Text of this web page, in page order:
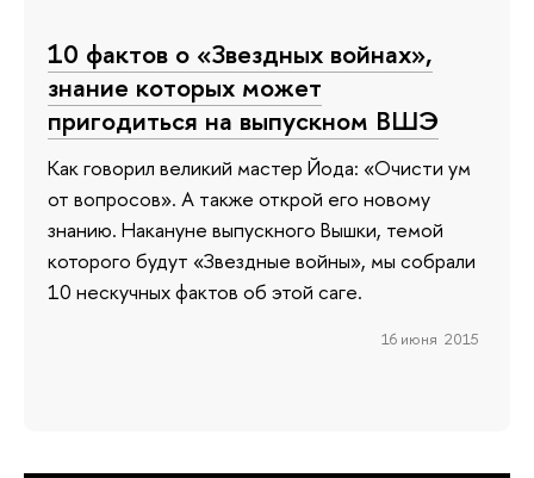
10 фактов о «Звездных войнах»,
знание которых может
пригодиться на выпускном ВШЭ
Как говорил великий мастер Йода: «Очисти ум
от вопросов». А также открой его новому
знанию. Накануне выпускного Вышки, темой
которого будут «Звездные войны», мы собрали
10 нескучных фактов об этой саге.
16 июня 2015